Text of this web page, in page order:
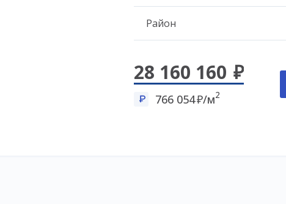
Район
28 160 160
766 054 /м2